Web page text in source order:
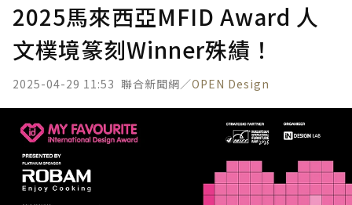
2025馬來西亞MFID Award 人
文樸境篆刻Winner殊績！
2025-04-29 11:53 聯合新聞網／OPEN Design